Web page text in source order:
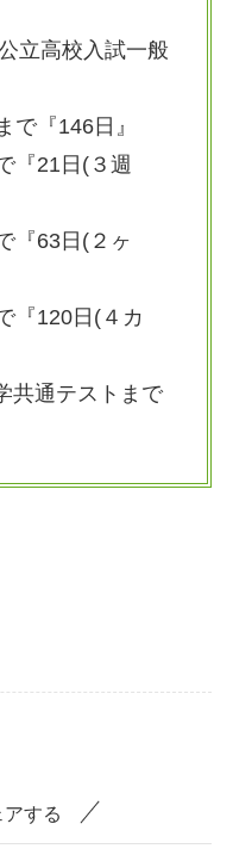
立高校入試一般
で『146日』
『21日(３週
『63日(２ヶ
『120日(４カ
共通テストまで
アする